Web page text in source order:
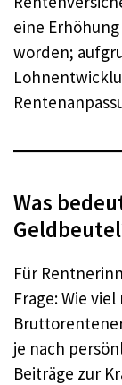
eine
worden;
Was
Für
Frage: Wie
je nach
Beiträge zur